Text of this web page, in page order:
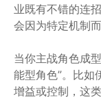
业既有不错的连
会因为特定机制而
当你主战角色成
能型角色”。比如
增益或控制，这